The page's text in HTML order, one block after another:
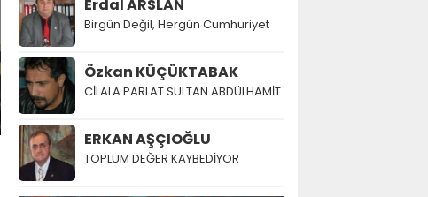
Erdal ARSLAN
Birgün Değil, Hergün Cumhuriyet
Özkan KÜÇÜKTABAK
CİLALA PARLAT SULTAN ABDÜLHAMİT
ERKAN AŞÇIOĞLU
TOPLUM DEĞER KAYBEDİYOR